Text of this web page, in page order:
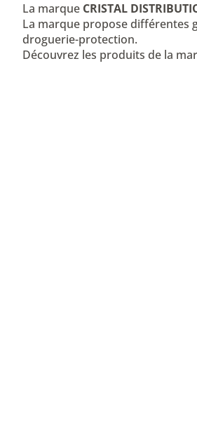
La marque CRISTAL
La marque propose différentes
droguerie-protection.
Découvrez les produits de la